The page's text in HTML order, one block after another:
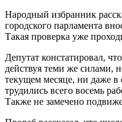
Народный избранник
городского парламента
Такая проверка уже
Депутат констатировал,
действуя теми же силами,
текущем месяце, ни даже в
трудились всего восемь
Также не замечено